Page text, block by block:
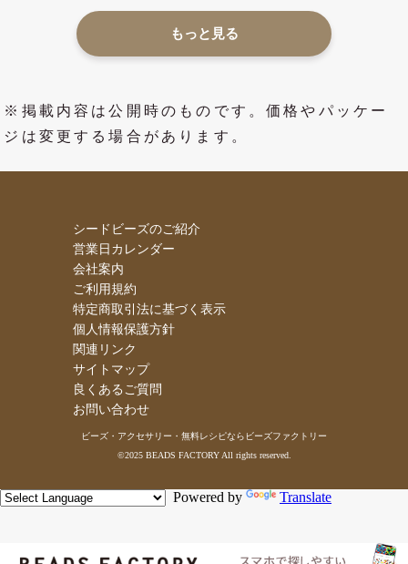
もっと見る
※掲載内容は公開時のものです。価格やパッケー
ジは変更する場合があります。
シードビーズのご紹介
営業日カレンダー
会社案内
ご利用規約
特定商取引法に基づく表示
個人情報保護方針
関連リンク
サイトマップ
良くあるご質問
お問い合わせ
ビーズ・アクセサリー・無料レシピならビーズファクトリー
©2025 BEADS FACTORY All rights reserved.
Powered by Translate